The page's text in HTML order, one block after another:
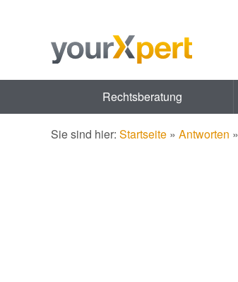
Rechtsberatung
Sie sind hier: Startseite » Antworten »